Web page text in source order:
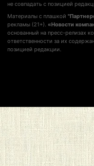
не совпадать с позицией
Материалы с плашкой
рекламы (21+). «Новости
основанный на пресс-релизах
ответственности за их
позицией редакции.